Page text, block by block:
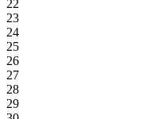
22
23
24
25
26
27
28
29